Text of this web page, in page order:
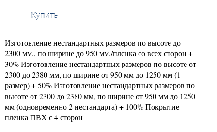
Купить
Изготовление нестандартных размеров по высоте до
2300 мм., по ширине до 950 мм./пленка со всех сторон +
30% Изготовление нестандартных размеров по высоте от
2300 до 2380 мм, по ширине от 950 мм до 1250 мм (1
размер) + 50% Изготовление нестандартных размеров по
высоте от 2300 до 2380 мм, по ширине от 950 мм до 1250
мм (одновременно 2 нестандарта) + 100% Покрытие
пленка ПВХ с 4 сторон